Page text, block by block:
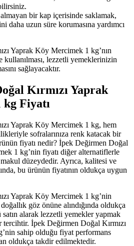
bir kap içerisinde saklamak,
daha uzun süre korumasına yardımcı
Yaprak Köy Mercimek 1 kg’nın
kullanılması, lezzetli yemeklerinizin
sağlayacaktır.
Kırmızı Yaprak
Fiyatı
Yaprak Köy Mercimek 1 kg, hem
sofralarınıza renk katacak bir
fiyatı nedir? İpek Değirmen Doğal
1 kg’nin fiyatı diğer alternatiflerle
makul düzeydedir. Ayrıca, kalitesi ve
bu ürünün fiyatının oldukça uygun
Yaprak Köy Mercimek 1 kg’nin
göz önüne alındığında oldukça
satın alarak lezzetli yemekler yapmak
İpek Değirmen Doğal Kırmızı
sahip olduğu fiyat performans
oldukça takdir edilmektedir.